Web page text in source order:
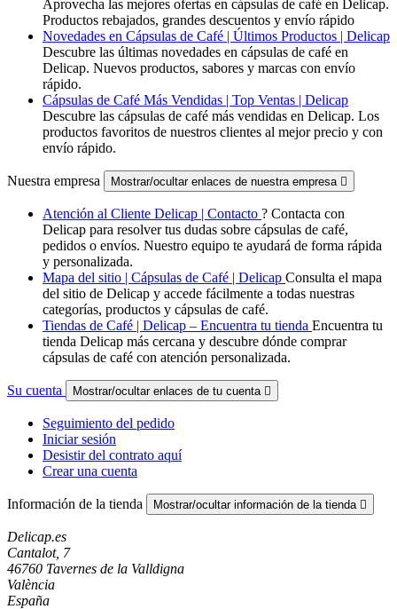
Aprovecha las mejores ofertas en cápsulas de café en Delicap.
Productos rebajados, grandes descuentos y envío rápido
Novedades en Cápsulas de Café | Últimos Productos | Delicap
Descubre las últimas novedades en cápsulas de café en
Delicap. Nuevos productos, sabores y marcas con envío
rápido.
Cápsulas de Café Más Vendidas | Top Ventas | Delicap
Descubre las cápsulas de café más vendidas en Delicap. Los
productos favoritos de nuestros clientes al mejor precio y con
envío rápido.
Nuestra empresa Mostrar/ocultar enlaces de nuestra empresa 
Atención al Cliente Delicap | Contacto ? Contacta con
Delicap para resolver tus dudas sobre cápsulas de café,
pedidos o envíos. Nuestro equipo te ayudará de forma rápida
y personalizada.
Mapa del sitio | Cápsulas de Café | Delicap Consulta el mapa
del sitio de Delicap y accede fácilmente a todas nuestras
categorías, productos y cápsulas de café.
Tiendas de Café | Delicap – Encuentra tu tienda Encuentra tu
tienda Delicap más cercana y descubre dónde comprar
cápsulas de café con atención personalizada.
Su cuenta Mostrar/ocultar enlaces de tu cuenta 
Seguimiento del pedido
Iniciar sesión
Desistir del contrato aquí
Crear una cuenta
Información de la tienda Mostrar/ocultar información de la tienda 
Delicap.es
Cantalot, 7
46760 Tavernes de la Valldigna
València
España